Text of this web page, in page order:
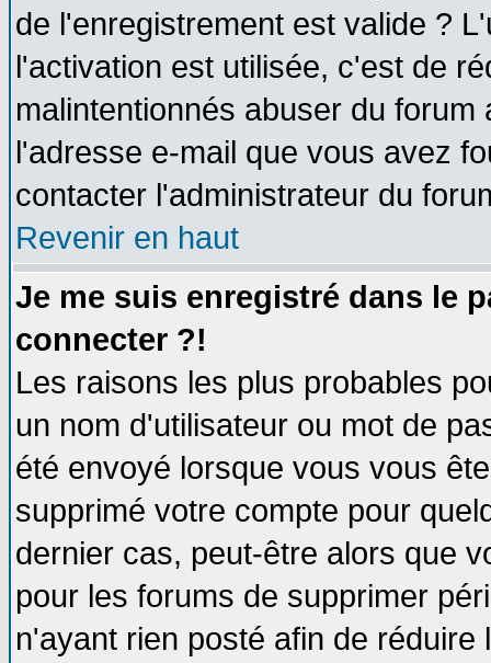
de l'enregistrement est valide ?
l'activation est utilisée, c'est de
malintentionnés abuser du
l'adresse e-mail que vous avez
contacter l'administrateur du
Revenir en haut
Je me suis enregistré dans le
connecter ?!
Les raisons les plus probables
un nom d'utilisateur ou mot de
été envoyé lorsque vous vous
supprimé votre compte pour
dernier cas, peut-être alors que
pour les forums de supprimer
n'ayant rien posté afin de